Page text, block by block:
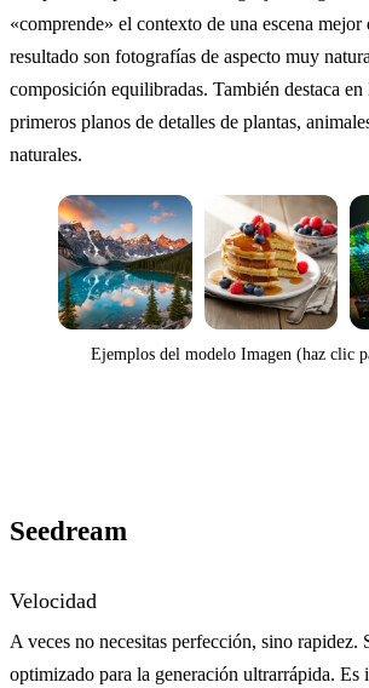
«comprende» el contexto de una escena mejor
resultado son fotografías de aspecto muy
composición equilibradas. También destaca en
primeros planos de detalles de plantas,
naturales.
Ejemplos del modelo Imagen (haz clic
Seedream
Velocidad
A veces no necesitas perfección, sino rapidez.
optimizado para la generación ultrarrápida. Es